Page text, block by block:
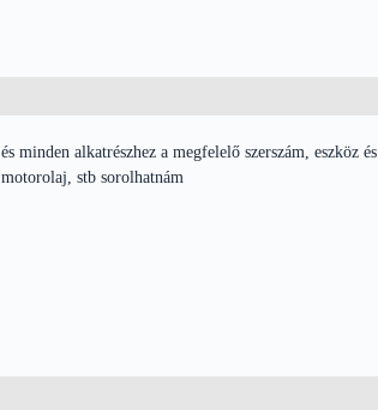
és minden alkatrészhez a megfelelő szerszám,
motorolaj, stb sorolhatnám